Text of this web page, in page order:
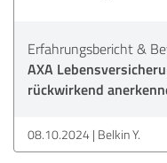
Erfahrungsbericht &
AXA
rückwirkend
08.10.2024 Belkin Y.